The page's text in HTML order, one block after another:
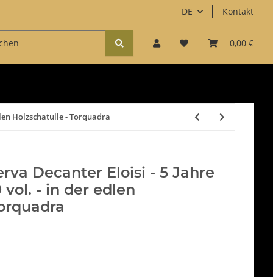
DE Kontakt
0,00 €
Kaffee & Süßes Accessoires
Holzschatulle - Torquadra
Decanter Eloisi - 5 Jahre
- in der edlen